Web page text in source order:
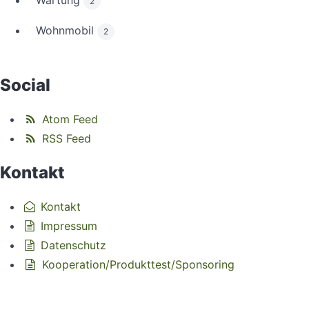
Wohnmobil 2
Social
Atom Feed
RSS Feed
Kontakt
Kontakt
Impressum
Datenschutz
Kooperation/Produkttest/Sponsoring